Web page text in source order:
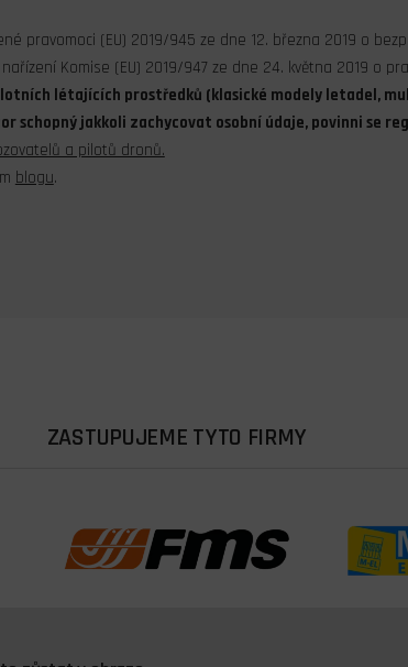
pravomoci (EU) 2019/945 ze dne 12. března 2019 o
Komise (EU) 2019/947 ze dne 24. května 2019 o
létajících prostředků (klasické modely letadel,
schopný jakkoli zachycovat osobní údaje, povinni se
a pilotů dronů.
blogu.
ZASTUPUJEME TYTO FIRMY